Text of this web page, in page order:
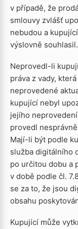
v případě, že
smlouvy zvlášť
nebudou a
výslovně souhlasil.
Neprovedl-li
práva z vady,
neprovedené
kupující nebyl
jejího
provedl
Mají-li být podle
služba digitálního
po určitou dobu a
v době podle čl.
se za to, že jsou
obsahu
Kupující může